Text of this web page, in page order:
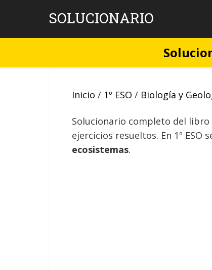
content
SOLUCIONARIO
Inicio / 1º ESO / Biología y
Solucionario completo del libro
ejercicios resueltos. En 1º ESO
ecosistemas.